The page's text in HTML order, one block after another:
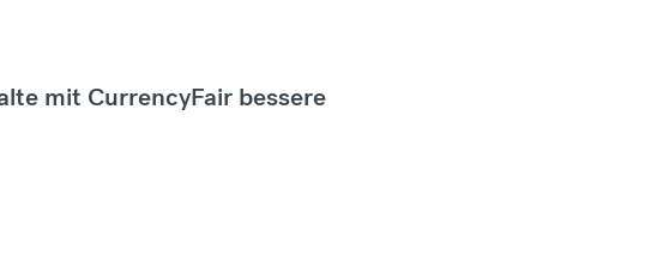
mit CurrencyFair bessere